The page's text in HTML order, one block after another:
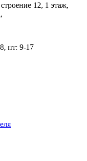
12, 1 этаж,
,
пт: 9-17